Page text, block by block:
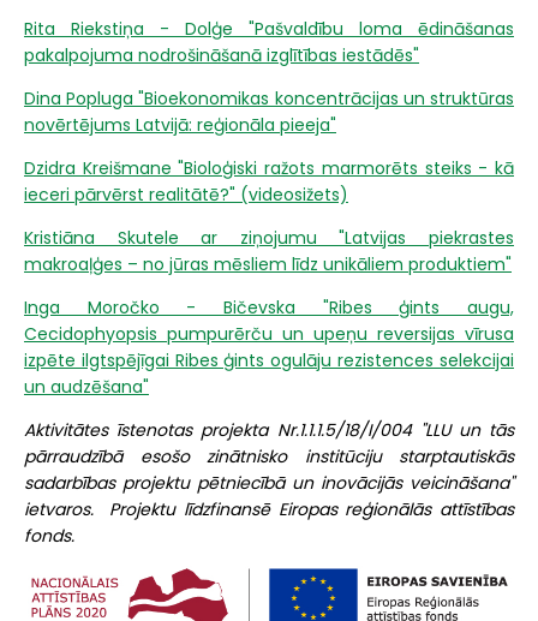
Rita Riekstiņa - Dolģe "Pašvaldību loma ēdināšanas
pakalpojuma nodrošināšanā izglītības iestādēs"
Dina Popluga "Bioekonomikas koncentrācijas un struktūras
novērtējums Latvijā: reģionāla pieeja"
Dzidra Kreišmane "Bioloģiski ražots marmorēts steiks - kā
ieceri pārvērst realitātē?" (videosižets)
Kristiāna Skutele ar ziņojumu "Latvijas piekrastes
makroaļģes – no jūras mēsliem līdz unikāliem produktiem"
Inga Moročko - Bičevska "Ribes ģints augu,
Cecidophyopsis pumpurērču un upeņu reversijas vīrusa
izpēte ilgtspējīgai Ribes ģints ogulāju rezistences selekcijai
un audzēšana"
Aktivitātes īstenotas projekta Nr.1.1.1.5/18/I/004 "LLU un tās
pārraudzībā esošo zinātnisko institūciju starptautiskās
sadarbības projektu pētniecībā un inovācijās veicināšana"
ietvaros. Projektu līdzfinansē Eiropas reģionālās attīstības
fonds.